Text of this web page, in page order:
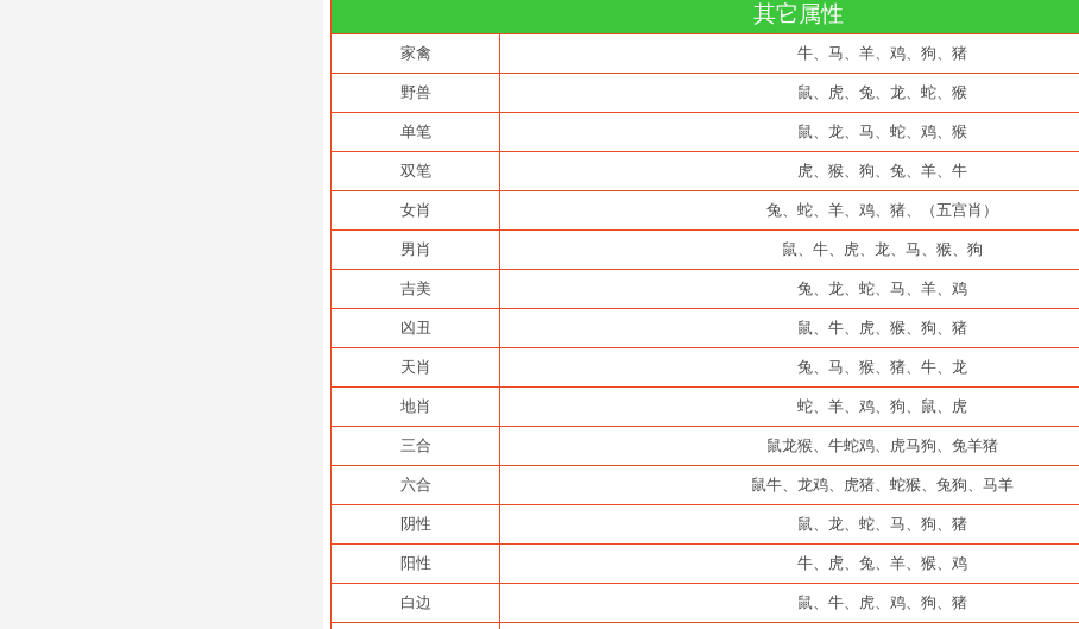
其它属性
家禽 牛、马、羊、鸡、狗、猪
野兽 鼠、虎、兔、龙、蛇、猴
单笔 鼠、龙、马、蛇、鸡、猴
双笔 虎、猴、狗、兔、羊、牛
女肖 兔、蛇、羊、鸡、猪、（五宫肖）
男肖 鼠、牛、虎、龙、马、猴、狗
吉美 兔、龙、蛇、马、羊、鸡
凶丑 鼠、牛、虎、猴、狗、猪
天肖 兔、马、猴、猪、牛、龙
地肖 蛇、羊、鸡、狗、鼠、虎
三合 鼠龙猴、牛蛇鸡、虎马狗、兔羊猪
六合 鼠牛、龙鸡、虎猪、蛇猴、兔狗、马羊
阴性 鼠、龙、蛇、马、狗、猪
阳性 牛、虎、兔、羊、猴、鸡
白边 鼠、牛、虎、鸡、狗、猪